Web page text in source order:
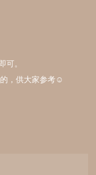
可。
，供大家参考☺️